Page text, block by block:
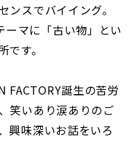
スでバイイング。
ーマに「古い物」とい
す。
FACTORY誕生の苦労
笑いあり涙ありのご
興味深いお話をいろ